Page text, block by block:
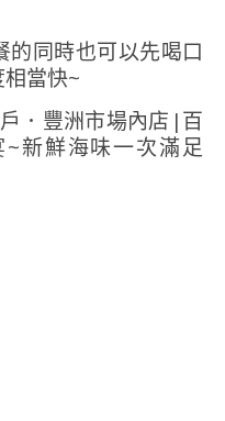
的同時也可以先喝口
當快~